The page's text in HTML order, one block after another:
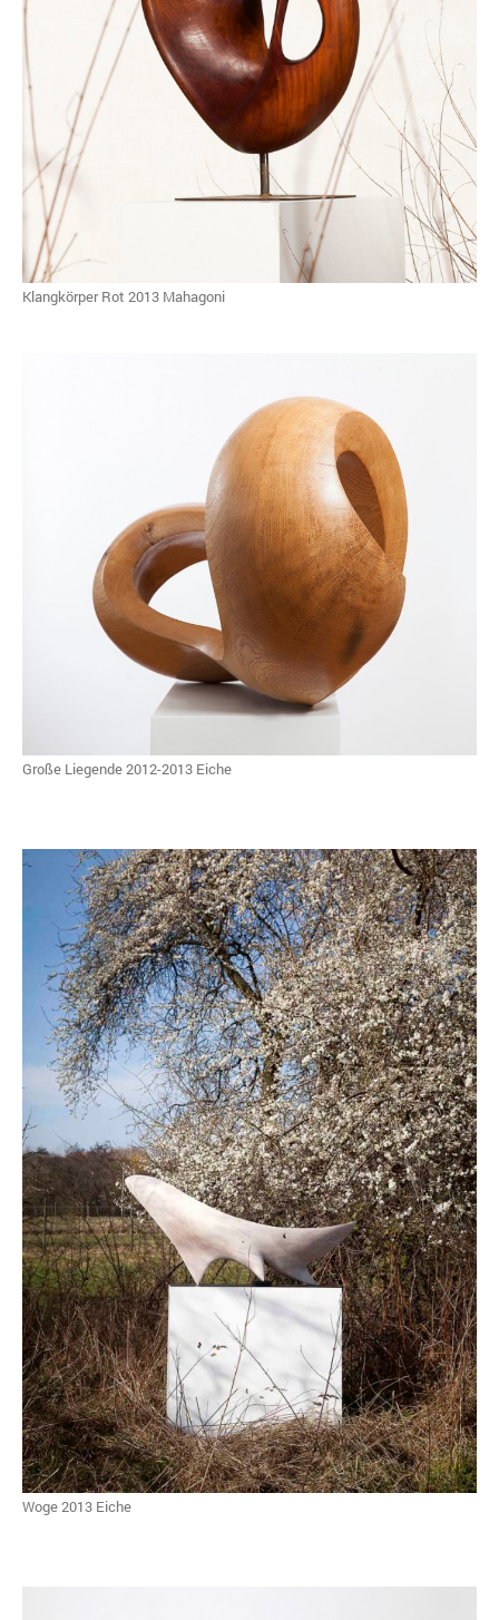
Klangkörper Rot 2013 Mahagoni
Große Liegende 2012-2013 Eiche
Woge 2013 Eiche